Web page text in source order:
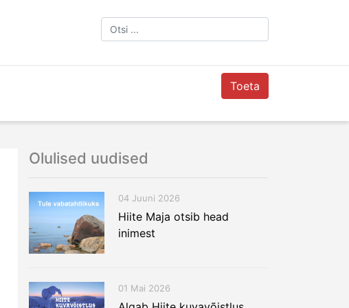
Toeta
Olulised uudised
04 Juuni 2026
Hiite Maja otsib head
inimest
01 Mai 2026